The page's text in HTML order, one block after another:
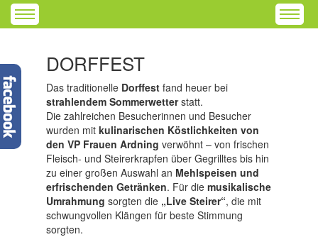
DORFFEST
Das traditionelle Dorffest fand heuer bei
strahlendem Sommerwetterstatt.
Die zahlreichen Besucherinnen und Besucher
wurden mit kulinarischen Köstlichkeiten von
den VP Frauen Ardning verwöhnt – von frischen
Fleisch- und Steirerkrapfen über Gegrilltes bis hin
zu einer großen Auswahl an Mehlspeisen und
erfrischenden Getränken. Für die musikalische
Umrahmung sorgten die „Live Steirer“, die mit
schwungvollen Klängen für beste Stimmung
sorgten.